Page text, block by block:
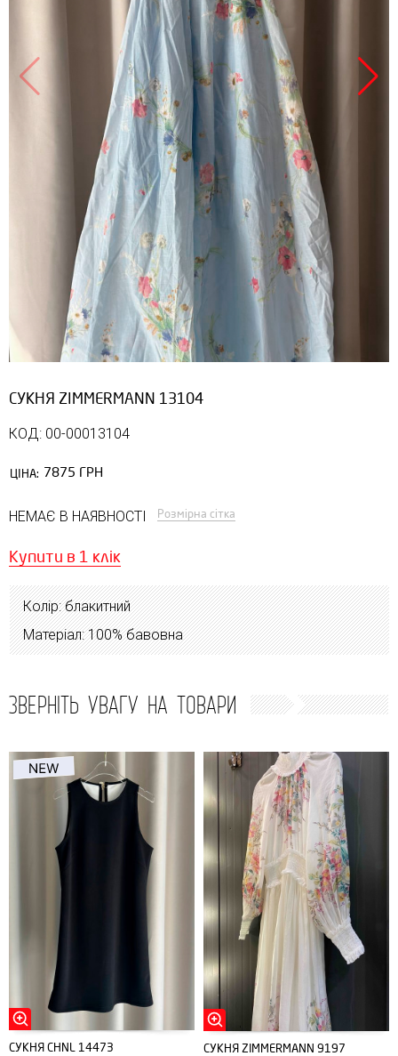
Продано
СУКНЯ ZIMMERMANN 13104
КОД: 00-00013104
ЦІНА: 7875 ГРН
НЕМАЄ В НАЯВНОСТІ Розмірна сітка
Купити в 1 клік
Колір: блакитний
Матеріал: 100% бавовна
ЗВЕРНІТЬ УВАГУ НА ТОВАРИ
СУКНЯ CHNL 14473 СУКНЯ ZIMMERMANN 9197